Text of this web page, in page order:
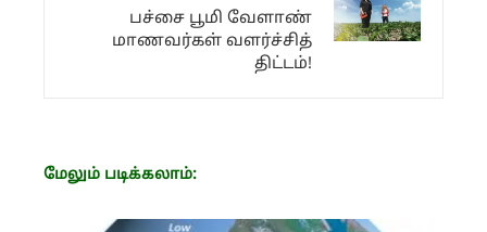
பச்சை பூமி வேளாண்
மாணவர்கள் வளர்ச்சித்
திட்டம்!
மேலும் படிக்கலாம்: